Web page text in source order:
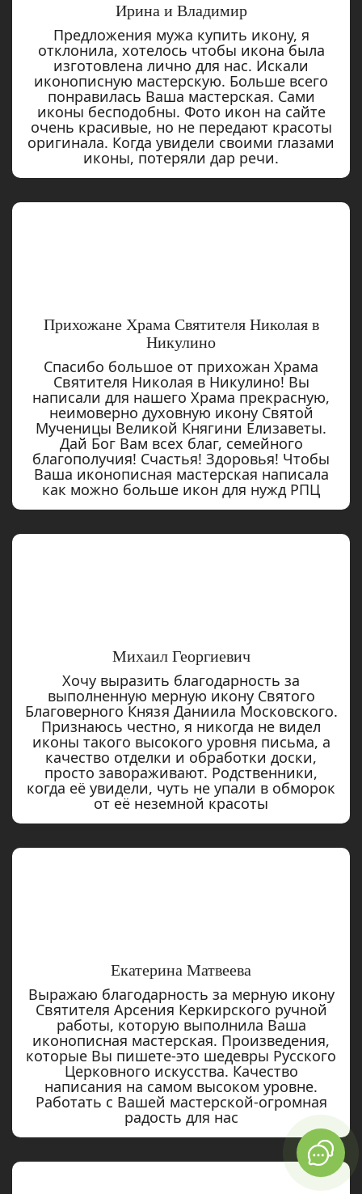
Ирина и Владимир
Предложения мужа купить икону, я
отклонила, хотелось чтобы икона была
изготовлена лично для нас. Искали
иконописную мастерскую. Больше всего
понравилась Ваша мастерская. Сами
иконы бесподобны. Фото икон на сайте
очень красивые, но не передают красоты
оригинала. Когда увидели своими глазами
иконы, потеряли дар речи.
Прихожане Храма Святителя Николая в
Никулино
Спасибо большое от прихожан Храма
Святителя Николая в Никулино! Вы
написали для нашего Храма прекрасную,
неимоверно духовную икону Святой
Мученицы Великой Княгини Елизаветы.
Дай Бог Вам всех благ, семейного
благополучия! Счастья! Здоровья! Чтобы
Ваша иконописная мастерская написала
как можно больше икон для нужд РПЦ
Михаил Георгиевич
Хочу выразить благодарность за
выполненную мерную икону Святого
Благоверного Князя Даниила Московского.
Признаюсь честно, я никогда не видел
иконы такого высокого уровня письма, а
качество отделки и обработки доски,
просто завораживают. Родственники,
когда её увидели, чуть не упали в обморок
от её неземной красоты
Екатерина Матвеева
Выражаю благодарность за мерную икону
Святителя Арсения Керкирского ручной
работы, которую выполнила Ваша
иконописная мастерская. Произведения,
которые Вы пишете-это шедевры Русского
Церковного искусства. Качество
написания на самом высоком уровне.
Работать с Вашей мастерской-огромная
радость для нас